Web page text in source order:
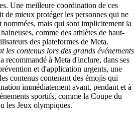
Une meilleure coordination de ces
de mieux protéger les personnes qui ne
nommées, mais qui sont implicitement la
comme des athlètes de haut-
des plateformes de Meta.
les contenus lors des grands événements
recommandé à Meta d'inclure, dans ses
et d'application urgents, une
contenus contenant des émojis qui
immédiatement avant, pendant et à
sportifs, comme la Coupe du
les Jeux olympiques.